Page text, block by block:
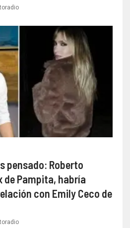
pensado: Roberto
de Pampita, habría
con Emily Ceco de